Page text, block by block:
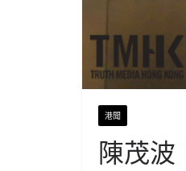
港聞
陳茂波